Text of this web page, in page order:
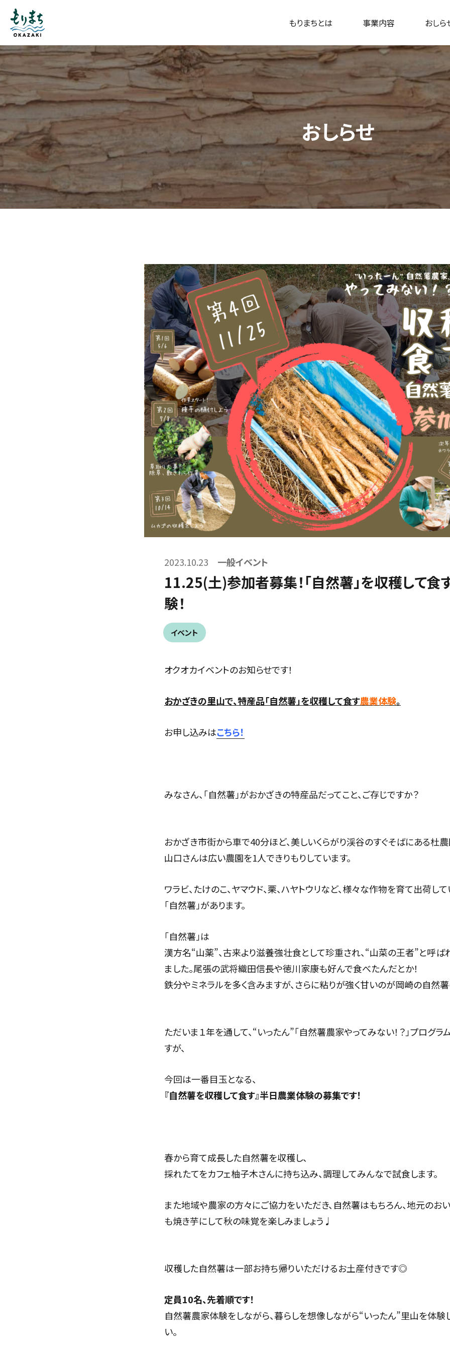
もりまちとは 事業内容 おしら
おしらせ
2023.10.23 一般イベント
11.25(土)参加者募集！「自然薯」を収穫して食
験！
イベント
オクオカイベントのお知らせです！
おかざきの里山で、特産品「自然薯」を収穫して食す農業体験。
お申し込みはこちら！
みなさん、「自然薯」がおかざきの特産品だってこと、ご存じですか？
おかざき市街から車で40分ほど、美しいくらがり渓谷のすぐそばにある杜農
山口さんは広い農園を1人できりもりしています。
ワラビ、たけのこ、ヤマウド、栗、ハヤトウリなど、様々な作物を育て出荷し
「自然薯」があります。
「自然薯」は
漢方名“山薬”、古来より滋養強壮食として珍重され、“山菜の王者”と呼ば
ました。尾張の武将織田信長や徳川家康も好んで食べたんだとか！
鉄分やミネラルを多く含みますが、さらに粘りが強く甘いのが岡崎の自然
ただいま１年を通して、“いったん”「自然薯農家やってみない！？」プログ
すが、
今回は一番目玉となる、
『自然薯を収穫して食す』半日農業体験の募集です！
春から育て成長した自然薯を収穫し、
採れたてをカフェ柚子木さんに持ち込み、調理してみんなで試食します。
また地域や農家の方々にご協力をいただき、自然薯はもちろん、地元のお
も焼き芋にして秋の味覚を楽しみましょう♩
収穫した自然薯は一部お持ち帰りいただけるお土産付きです◎
定員10名、先着順です！
自然薯農家体験をしながら、暮らしを想像しながら“いったん”里山を体験
い。